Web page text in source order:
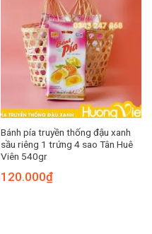
Bánh pía truyền thống đậu xanh
sầu riêng 1 trứng 4 sao Tân Huê
Viên 540gr
120.000₫